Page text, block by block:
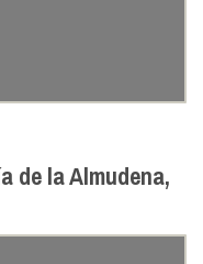
de la Almudena,